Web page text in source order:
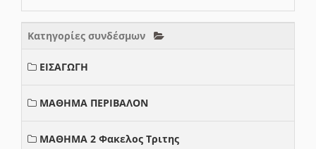
Κατηγορίες συνδέσμων
ΕΙΣΑΓΩΓΗ
ΜΑΘΗΜΑ ΠΕΡΙΒΑΛΟΝ
ΜΑΘΗΜΑ 2 Φακελος Τριτης